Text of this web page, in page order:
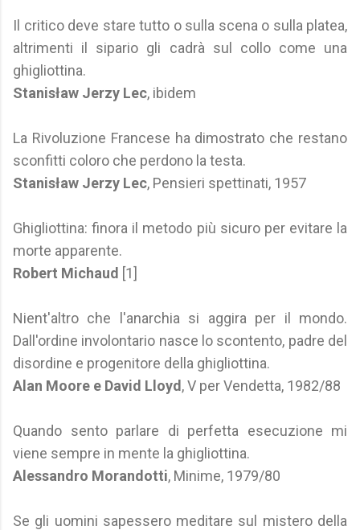
Il critico deve stare tutto o sulla scena o sulla platea,
altrimenti il sipario gli cadrà sul collo come una
ghigliottina.
Stanisław Jerzy Lec, ibidem
La Rivoluzione Francese ha dimostrato che restano
sconfitti coloro che perdono la testa.
Stanisław Jerzy Lec, Pensieri spettinati, 1957
Ghigliottina: finora il metodo più sicuro per evitare la
morte apparente.
Robert Michaud [1]
Nient'altro che l'anarchia si aggira per il mondo.
Dall'ordine involontario nasce lo scontento, padre del
disordine e progenitore della ghigliottina.
Alan Moore e David Lloyd , V per Vendetta, 1982/88
Quando sento parlare di perfetta esecuzione mi
viene sempre in mente la ghigliottina.
Alessandro Morandotti, Minime, 1979/80
Se gli uomini sapessero meditare sul mistero della